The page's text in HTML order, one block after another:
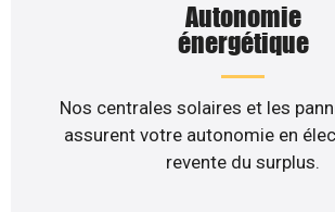
Autonomie
énergétique
Nos centrales solaires et les
assurent votre autonomie en
revente du surplus.